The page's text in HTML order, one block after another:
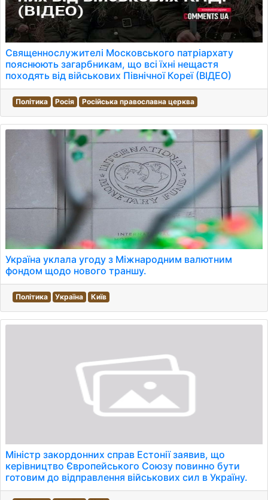
Священнослужителі Московського патріархату
пояснюють загарбникам, що всі їхні нещастя
походять від військових Північної Кореї (ВІДЕО)
Політика Росія Російська православна церква
Україна уклала угоду з Міжнародним валютним
фондом щодо нового траншу.
Політика Україна Київ
Міністр закордонних справ Естонії заявив, що
керівництво Європейського Союзу повинно бути
готовим до відправлення військових сил в Україну.